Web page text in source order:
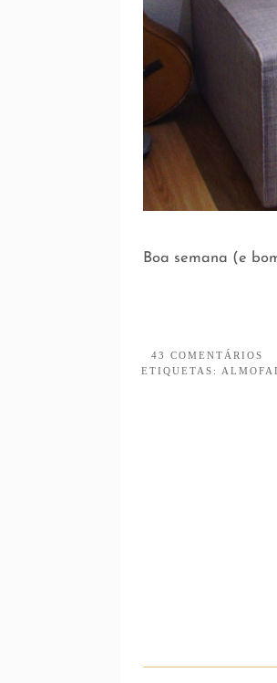
Boa semana (e
43 COMENTÁRIOS
ETIQUETAS: